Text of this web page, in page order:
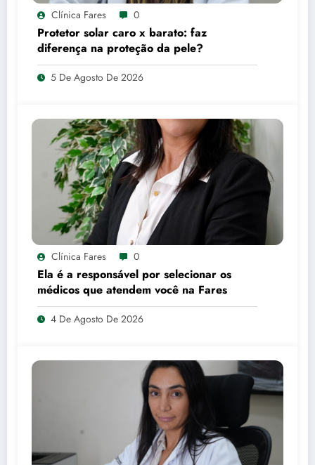
Clínica Fares 0
Protetor solar caro x barato: faz
diferença na proteção da pele?
5 De Agosto De 2026
Clínica Fares 0
Ela é a responsável por selecionar os
médicos que atendem você na Fares
4 De Agosto De 2026